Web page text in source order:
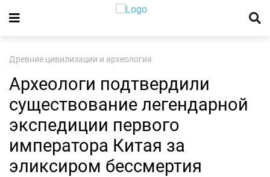
Древние цивилизации и археология
Археологи подтвердили
существование легендарной
экспедиции первого
императора Китая за
эликсиром бессмертия